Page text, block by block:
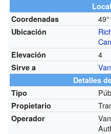
Coordenadas
Ubicación
Elevación 4
Sirve a
Detalles
Tipo
Propietario
Operador